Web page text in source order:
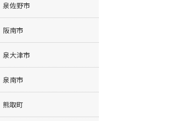
泉佐野市
阪南市
泉大津市
泉南市
熊取町